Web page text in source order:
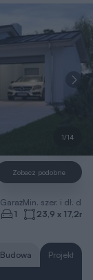
1/14
Zobacz podobne
Garaż
1
Min. szer. i dł.
23,9 x 17,2m
Budowa Projekt